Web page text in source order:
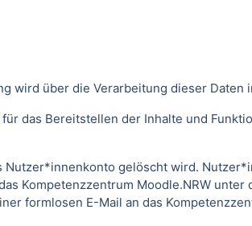
wird über die Verarbeitung dieser
das Bereitstellen der Inhalte und
Nutzer*innenkonto gelöscht wird.
Kompetenzzentrum Moodle.NRW
formlosen E-Mail an das